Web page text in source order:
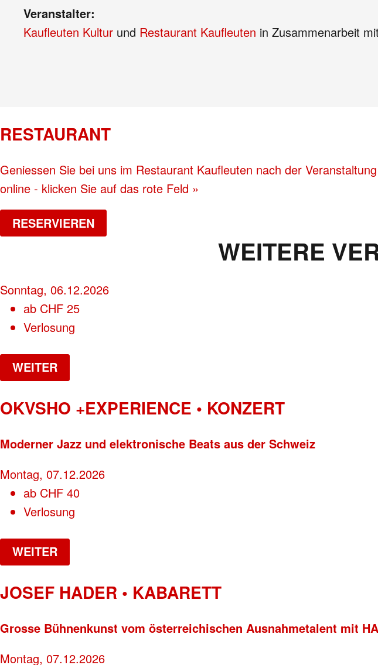
Veranstalter:
Kaufleuten Kultur und Restaurant Kaufleuten in Zusammenarbeit mit
RESTAURANT
Geniessen Sie bei uns im Restaurant Kaufleuten nach der
online - klicken Sie auf das rote Feld »
RESERVIEREN
WEITERE
Sonntag, 06.12.2026
ab CHF 25
Verlosung
WEITER
OKVSHO +EXPERIENCE • KONZERT
Moderner Jazz und elektronische Beats aus der Schweiz
Montag, 07.12.2026
ab CHF 40
Verlosung
WEITER
JOSEF HADER • KABARETT
Grosse Bühnenkunst vom österreichischen Ausnahmetalent mit
Montag, 07.12.2026